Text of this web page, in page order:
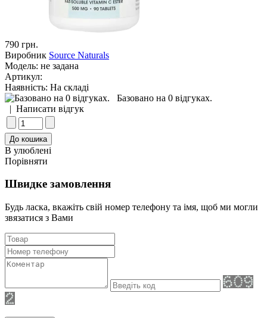
790 грн.
Виробник Source Naturals
Модель: не задана
Артикул:
Наявність: На складі
Базовано на 0 відгуках.
| Написати відгук
В улюблені
Порівняти
Швидке замовлення
Будь ласка, вкажіть свій номер телефону та iмя, щоб ми могли
звязатися з Вами